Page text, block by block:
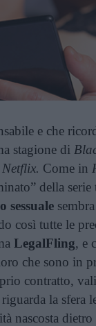
e che
stagione di
Netflix. Come in
della serie
sessuale
così tutte le
LegalFling, e
che sono in
contratto,
la sfera
nascosta dietro